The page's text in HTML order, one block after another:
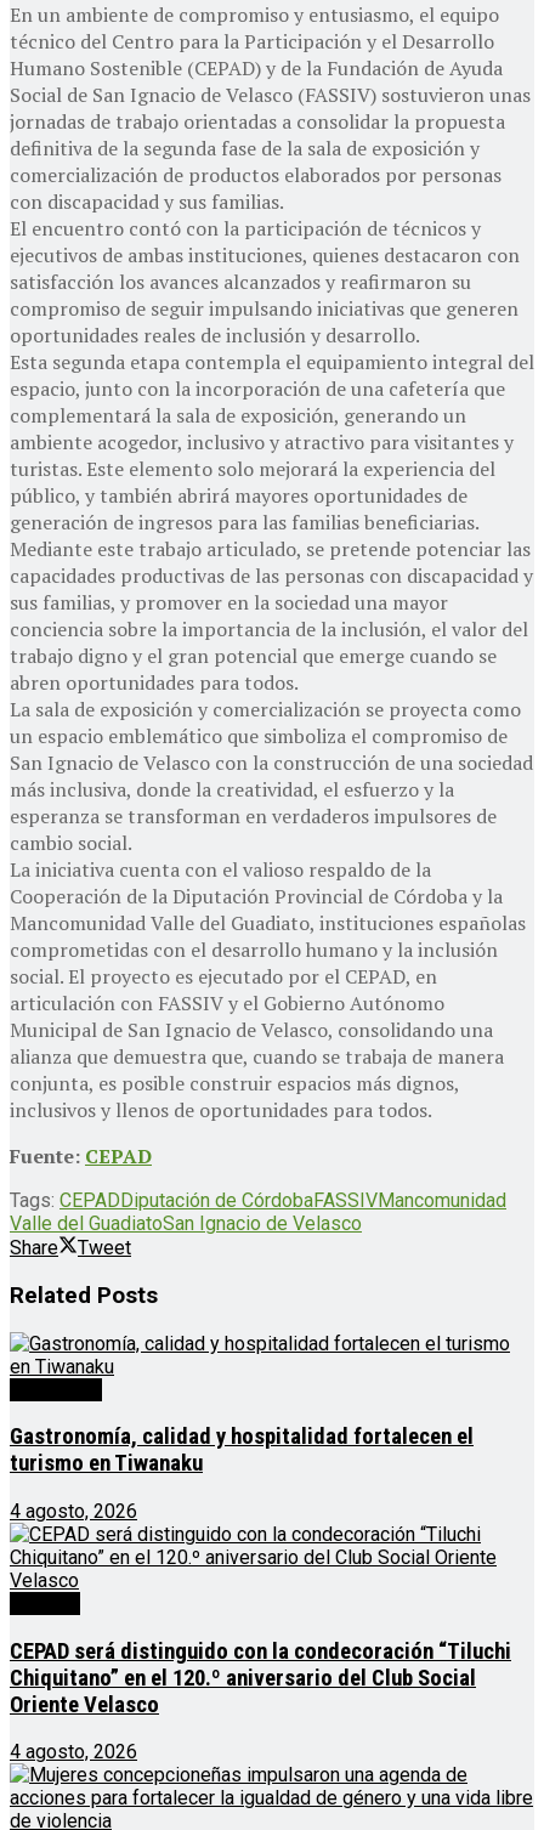
En un ambiente de compromiso y entusiasmo, el equipo
técnico del Centro para la Participación y el Desarrollo
Humano Sostenible (CEPAD) y de la Fundación de Ayuda
Social de San Ignacio de Velasco (FASSIV) sostuvieron unas
jornadas de trabajo orientadas a consolidar la propuesta
definitiva de la segunda fase de la sala de exposición y
comercialización de productos elaborados por personas
con discapacidad y sus familias.
El encuentro contó con la participación de técnicos y
ejecutivos de ambas instituciones, quienes destacaron con
satisfacción los avances alcanzados y reafirmaron su
compromiso de seguir impulsando iniciativas que generen
oportunidades reales de inclusión y desarrollo.
Esta segunda etapa contempla el equipamiento integral del
espacio, junto con la incorporación de una cafetería que
complementará la sala de exposición, generando un
ambiente acogedor, inclusivo y atractivo para visitantes y
turistas. Este elemento solo mejorará la experiencia del
público, y también abrirá mayores oportunidades de
generación de ingresos para las familias beneficiarias.
Mediante este trabajo articulado, se pretende potenciar las
capacidades productivas de las personas con discapacidad y
sus familias, y promover en la sociedad una mayor
conciencia sobre la importancia de la inclusión, el valor del
trabajo digno y el gran potencial que emerge cuando se
abren oportunidades para todos.
La sala de exposición y comercialización se proyecta como
un espacio emblemático que simboliza el compromiso de
San Ignacio de Velasco con la construcción de una sociedad
más inclusiva, donde la creatividad, el esfuerzo y la
esperanza se transforman en verdaderos impulsores de
cambio social.
La iniciativa cuenta con el valioso respaldo de la
Cooperación de la Diputación Provincial de Córdoba y la
Mancomunidad Valle del Guadiato, instituciones españolas
comprometidas con el desarrollo humano y la inclusión
social. El proyecto es ejecutado por el CEPAD, en
articulación con FASSIV y el Gobierno Autónomo
Municipal de San Ignacio de Velasco, consolidando una
alianza que demuestra que, cuando se trabaja de manera
conjunta, es posible construir espacios más dignos,
inclusivos y llenos de oportunidades para todos.
Fuente: CEPAD
Tags: CEPAD Diputación de CórdobaFASSIVMancomunidad
Valle del GuadiatoSan Ignacio de Velasco
Share
Tweet
Related Posts
Gastronomía, calidad y hospitalidad fortalecen el
turismo en Tiwanaku
4 agosto, 2026
CEPAD será distinguido con la condecoración “Tiluchi
Chiquitano” en el 120.º aniversario del Club Social
Oriente Velasco
4 agosto, 2026